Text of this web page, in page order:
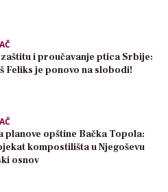
i proučavanje ptica Srbije:
Feliks je ponovo na slobodi!
planove opštine Bačka Topola:
kompostilišta u Njegoševu
osnov